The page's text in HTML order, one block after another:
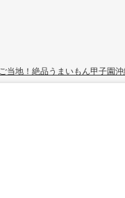
当地！絶品うまいもん甲子園